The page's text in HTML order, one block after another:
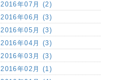
2016年07月 (2)
2016年06月 (3)
2016年05月 (3)
2016年04月 (3)
2016年03月 (3)
2016年02月 (1)